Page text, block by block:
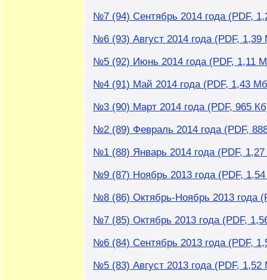
№7 (94) Сентябрь 2014 года (PDF,
№6 (93) Август 2014 года (PDF,
№5 (92) Июнь 2014 года (PDF, 1,11
№4 (91) Май 2014 года (PDF, 1,43
№3 (90) Март 2014 года (PDF, 965
№2 (89) Февраль 2014 года (PDF,
№1 (88) Январь 2014 года (PDF,
№9 (87) Ноябрь 2013 года (PDF,
№8 (86) Октябрь-Ноябрь 2013 года
№7 (85) Октябрь 2013 года (PDF,
№6 (84) Сентябрь 2013 года (PDF,
№5 (83) Август 2013 года (PDF,